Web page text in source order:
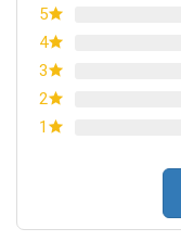
5
4
3
2
1